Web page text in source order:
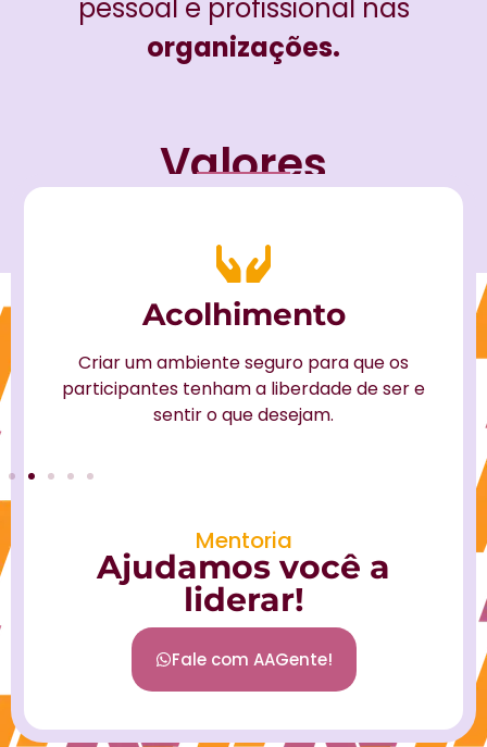
pessoal e profissional nas
organizações.
Valores
e
Criatividade
Buscar transformar o potencial que já
exista em resultados diferenciados.
Mentoria
Ajudamos você a
liderar!
Fale com AAGente!